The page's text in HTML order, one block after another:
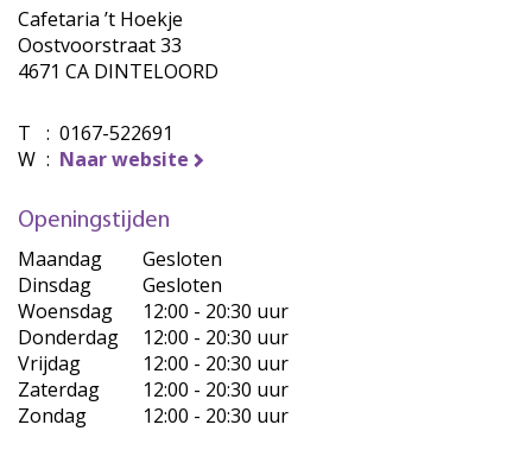
Cafetaria ’t Hoekje
Oostvoorstraat 33
4671 CA DINTELOORD
T : 0167-522691
W : Naar website
Openingstijden
Maandag
Gesloten
Dinsdag
Gesloten
Woensdag
12:00 - 20:30 uur
Donderdag
12:00 - 20:30 uur
Vrijdag
12:00 - 20:30 uur
Zaterdag
12:00 - 20:30 uur
Zondag
12:00 - 20:30 uur